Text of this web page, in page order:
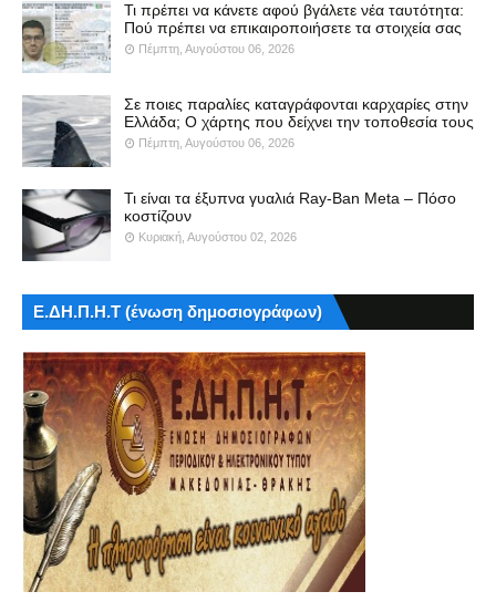
Τι πρέπει να κάνετε αφού βγάλετε νέα ταυτότητα:
Πού πρέπει να επικαιροποιήσετε τα στοιχεία σας
Πέμπτη, Αυγούστου 06, 2026
Σε ποιες παραλίες καταγράφονται καρχαρίες στην
Ελλάδα; Ο χάρτης που δείχνει την τοποθεσία τους
Πέμπτη, Αυγούστου 06, 2026
Τι είναι τα έξυπνα γυαλιά Ray-Ban Meta – Πόσο
κοστίζουν
Κυριακή, Αυγούστου 02, 2026
Ε.ΔΗ.Π.Η.Τ (ένωση δημοσιογράφων)